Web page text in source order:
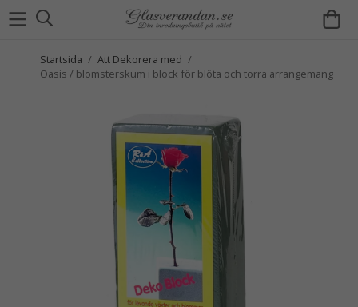
Startsida / Att Dekorera med /
Oasis / blomsterskum i block för blöta och torra arrangemang